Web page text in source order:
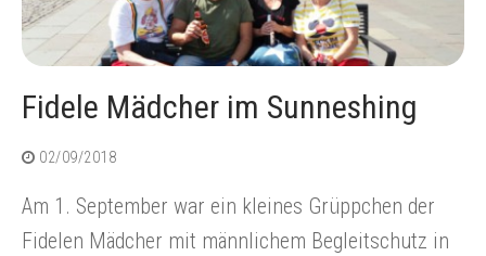
Satzung
Fidele Mädcher im Sunneshing
02/09/2018
Am 1. September war ein kleines Grüppchen der
Fidelen Mädcher mit männlichem Begleitschutz in